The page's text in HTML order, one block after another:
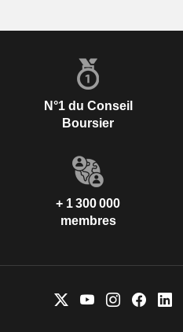
N°1 du Conseil
Boursier
+ 1 300 000
membres